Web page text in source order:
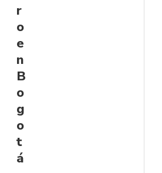
r
o
e
n
B
o
g
o
t
á